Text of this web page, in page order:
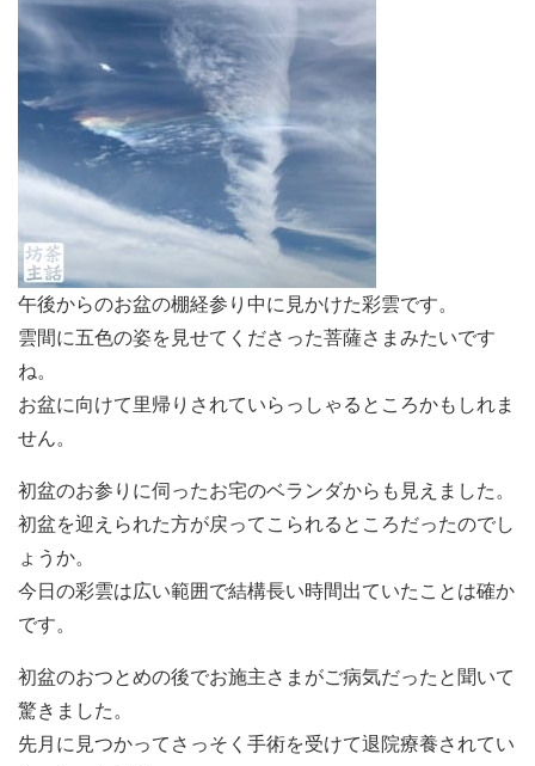
午後からのお盆の棚経参り中に見かけた彩雲です。
雲間に五色の姿を見せてくださった菩薩さまみたいです
ね。
お盆に向けて里帰りされていらっしゃるところかもしれま
せん。
初盆のお参りに伺ったお宅のベランダからも見えました。
初盆を迎えられた方が戻ってこられるところだったのでし
ょうか。
今日の彩雲は広い範囲で結構長い時間出ていたことは確か
です。
初盆のおつとめの後でお施主さまがご病気だったと聞いて
驚きました。
先月に見つかってさっそく手術を受けて退院療養されてい